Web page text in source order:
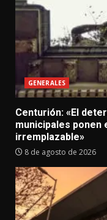
GENERALES
Centurión: «El
municipales ponen
irremplazable»
8 de agosto de 2026